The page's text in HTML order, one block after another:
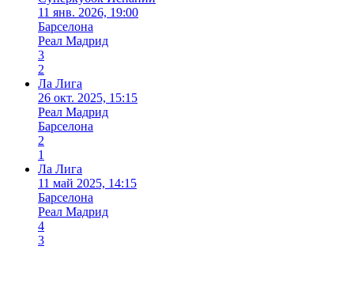
11 янв. 2026, 19:00
Барселона
Реал Мадрид
3
2
Ла Лига
26 окт. 2025, 15:15
Реал Мадрид
Барселона
2
1
Ла Лига
11 май 2025, 14:15
Барселона
Реал Мадрид
4
3